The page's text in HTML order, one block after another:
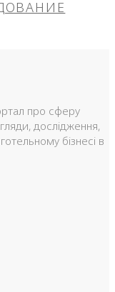
про сферу
дослідження,
бізнесі в